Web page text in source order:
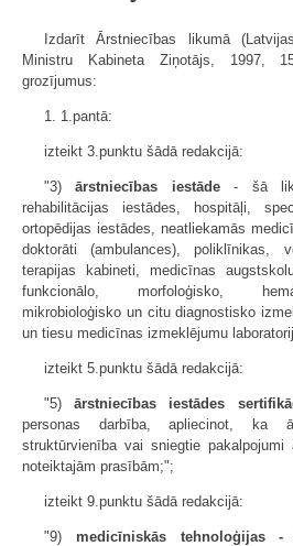
Izdarīt Ārstniecības likumā
Ministru Kabineta Ziņotājs, 1997,
grozījumus:
1. 1.pantā:
izteikt 3.punktu šādā redakcijā:
"3)ārstniecības iestāde- šā
rehabilitācijas iestādes, hospitāļi,
ortopēdijas iestādes, neatliekamās
doktorāti (ambulances), poliklīnikas,
terapijas kabineti, medicīnas
funkcionālo, morfoloģisko,
mikrobioloģisko un citu diagnostisko
un tiesu medicīnas izmeklējumu
izteikt 5.punktu šādā redakcijā:
"5)ārstniecības iestādes
personas darbība, apliecinot, ka
struktūrvienība vai sniegtie
noteiktajām prasībām;";
izteikt 9.punktu šādā redakcijā:
"9) medicīniskās tehnoloģijas -